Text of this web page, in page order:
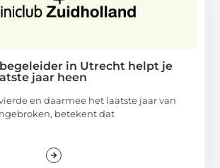
in Utrecht helpt je
jaar heen
en daarmee het laatste jaar van
betekent dat